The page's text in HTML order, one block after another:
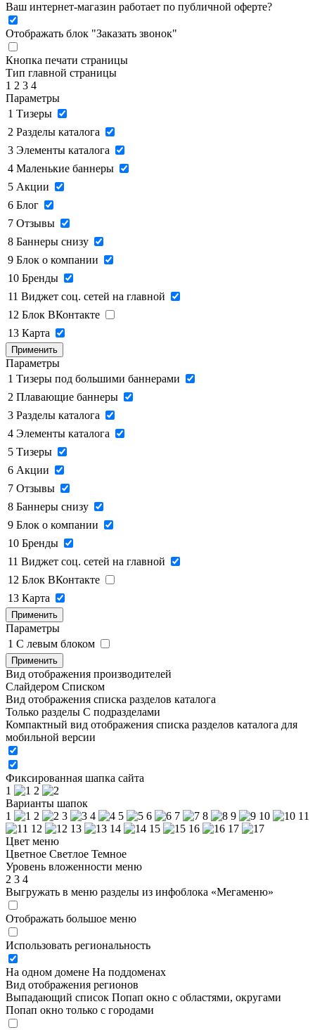
Ваш интернет-магазин работает по публичной оферте?
Отображать блок "Заказать звонок"
Кнопка печати страницы
Тип главной страницы
1 2 3 4
Параметры
1 Тизеры
2 Разделы каталога
3 Элементы каталога
4 Маленькие баннеры
5 Акции
6 Блог
7 Отзывы
8 Баннеры снизу
9 Блок о компании
10 Бренды
11 Виджет соц. сетей на главной
12 Блок ВКонтакте
13 Карта
Применить
Параметры
1 Тизеры под большими баннерами
2 Плавающие баннеры
3 Разделы каталога
4 Элементы каталога
5 Тизеры
6 Акции
7 Отзывы
8 Баннеры снизу
9 Блок о компании
10 Бренды
11 Виджет соц. сетей на главной
12 Блок ВКонтакте
13 Карта
Применить
Параметры
1 C левым блоком
Применить
Вид отображения производителей
Слайдером Списком
Вид отображения списка разделов каталога
Только разделы С подразделами
Компактный вид отображения списка разделов каталога для
мобильной версии
Фиксированная шапка сайта
1
2
Варианты шапок
1
2 3 4 5 6 7 8 9 10
11
12
13 14 15 16
17
Цвет меню
Цветное Светлое Темное
Уровень вложенности меню
2 3 4
Выгружать в меню разделы из инфоблока «Мегаменю»
Отображать большое меню
Использовать региональность
На одном домене На поддоменах
Вид отображения регионов
Выпадающий список Попап окно c областями, округами
Попап окно только с городами